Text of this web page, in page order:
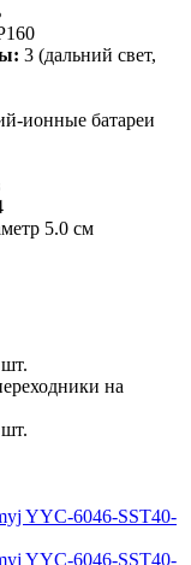
3 (дальний свет,
ионные батареи
5.0 см
на